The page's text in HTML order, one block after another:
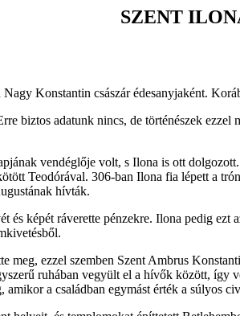
SZENT
Konstantin császár édesanyjaként.
biztos adatunk nincs, de történészek
vendéglője volt, s Ilona is ott
Teodórával. 306-ban Ilona fia lépett a
hívták.
és képét ráverette pénzekre. Ilona pedig
meg, ezzel szemben Szent Ambrus
ruhában vegyült el a hívők között,
a családban egymást érték a súlyos